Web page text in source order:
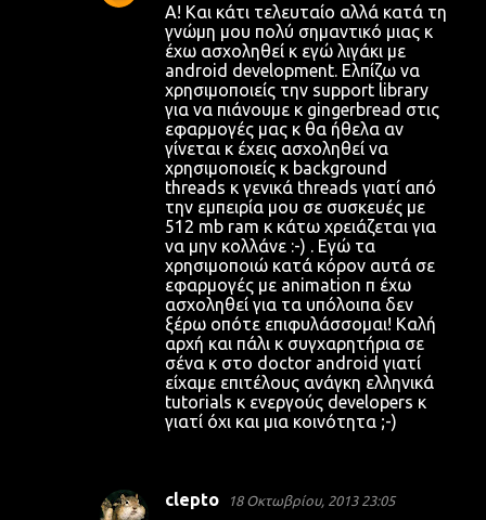
Α! Και κάτι τελευταίο αλλά κατά τη
γνώμη μου πολύ σημαντικό μιας κ
έχω ασχοληθεί κ εγώ λιγάκι με
android development. Ελπίζω να
χρησιμοποιείς την support library
για να πιάνουμε κ gingerbread στις
εφαρμογές μας κ θα ήθελα αν
γίνεται κ έχεις ασχοληθεί να
χρησιμοποιείς κ background
threads κ γενικά threads γιατί από
την εμπειρία μου σε συσκευές με
512 mb ram κ κάτω χρειάζεται για
να μην κολλάνε :-) . Εγώ τα
χρησιμοποιώ κατά κόρον αυτά σε
εφαρμογές με animation π έχω
ασχοληθεί για τα υπόλοιπα δεν
ξέρω οπότε επιφυλάσσομαι! Καλή
αρχή και πάλι κ συγχαρητήρια σε
σένα κ στο doctor android γιατί
είχαμε επιτέλους ανάγκη ελληνικά
tutorials κ ενεργούς developers κ
γιατί όχι και μια κοινότητα ;-)
clepto 18 Οκτωβρίου, 2013 23:05